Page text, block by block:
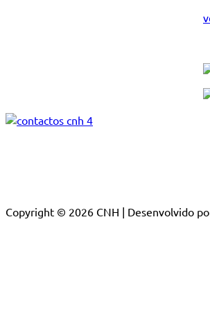
Copyright © 2026 CNH | Desenvolvido